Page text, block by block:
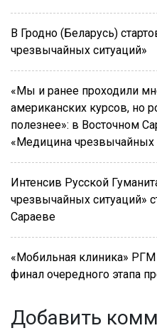
В Гродно (Беларусь)
чрезвычайных ситуаций»
«Мы и ранее проходили
американских курсов, но
полезнее»: в Восточном
«Медицина чрезвычайных
Интенсив Русской
чрезвычайных ситуаций»
Сараеве
«Мобильная клиника»
финал очередного этапа
Добавить